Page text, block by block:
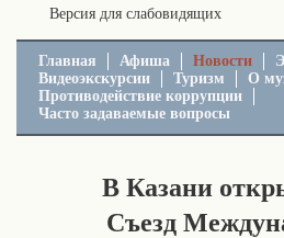
Версия для слабовидящих
Главная Афиша Новости
Видеоэкскурсии
Туризм
О
Противодействие коррупции
Часто задаваемые вопросы
В Казани
Съезд